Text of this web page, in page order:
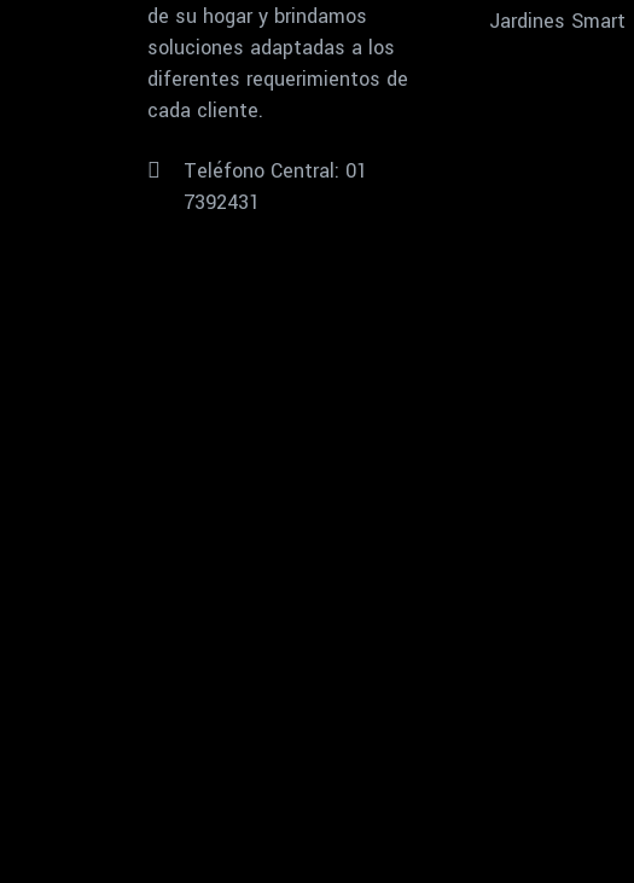
de su hogar y brindamos
soluciones adaptadas a los
diferentes requerimientos de
cada cliente.
Teléfono Central: 01
7392431
Jardines Smart